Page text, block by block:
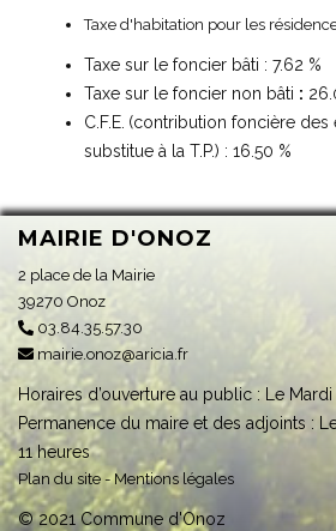
Taxe d'habitation pour les
Taxe sur le foncier bâti : 7.62 %
Taxe sur le foncier non bâti :
C.F.E. (contribution foncière des
substitue à la T.P.) : 16.50 %
MAIRIE D'ONOZ
2 place de la Mairie
39270 Onoz
03.84.35.57.30
mairie.onoz@aricia.fr
Horaires d’ouverture au public : Le
Permanence du maire et des adjoints :
11 heures
Plan du site -Mentions légales
© 2021 Commune d'Onoz